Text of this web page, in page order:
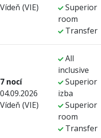
Vídeň (VIE)
Superior
room
Transfer
7 nocí
04.09.2026
Vídeň (VIE)
All
inclusive
Superior
izba
Superior
room
Transfer